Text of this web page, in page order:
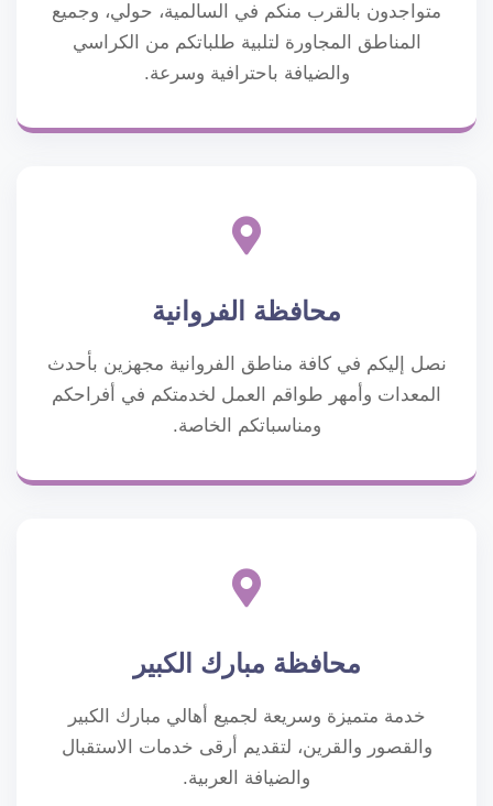
متواجدون بالقرب منكم في السالمية، حولي، وجميع
المناطق المجاورة لتلبية طلباتكم من الكراسي
والضيافة باحترافية وسرعة.
محافظة الفروانية
نصل إليكم في كافة مناطق الفروانية مجهزين بأحدث
المعدات وأمهر طواقم العمل لخدمتكم في أفراحكم
ومناسباتكم الخاصة.
محافظة مبارك الكبير
خدمة متميزة وسريعة لجميع أهالي مبارك الكبير
والقصور والقرين، لتقديم أرقى خدمات الاستقبال
والضيافة العربية.